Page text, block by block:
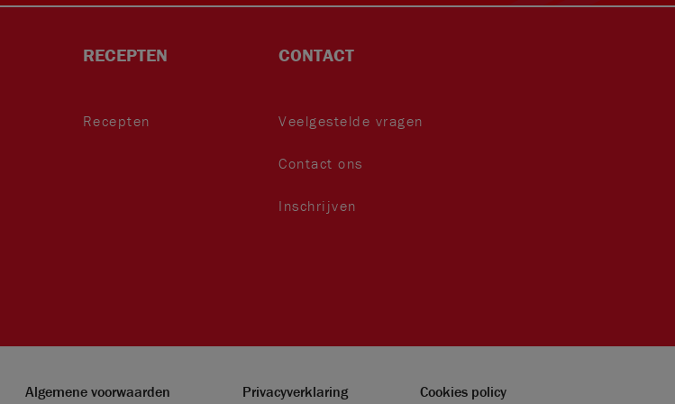
RECEPTEN
Recepten
CONTACT
Veelgestelde vragen
Contact ons
Inschrijven
Algemene voorwaarden Privacyverklaring Cookies policy